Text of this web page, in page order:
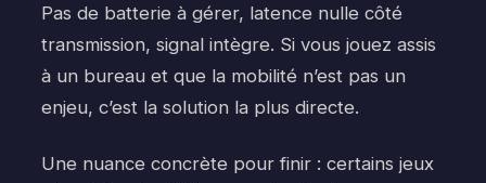
Pas de batterie à gérer, latence nulle côté
transmission, signal intègre. Si vous jouez assis
à un bureau et que la mobilité n’est pas un
enjeu, c’est la solution la plus directe.
Une nuance concrète pour finir : certains jeux